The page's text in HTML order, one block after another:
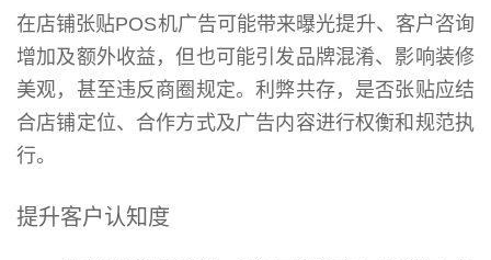
在店铺张贴POS机广告可能带来曝光提升、客户咨询
增加及额外收益，但也可能引发品牌混淆、影响装修
美观，甚至违反商圈规定。利弊共存，是否张贴应结
合店铺定位、合作方式及广告内容进行权衡和规范执
行。
提升客户认知度